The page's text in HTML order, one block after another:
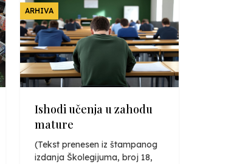
ARHIVA
Ishodi učenja u zahodu
mature
(Tekst prenesen iz štampanog
izdanja Školegijuma, broj 18,